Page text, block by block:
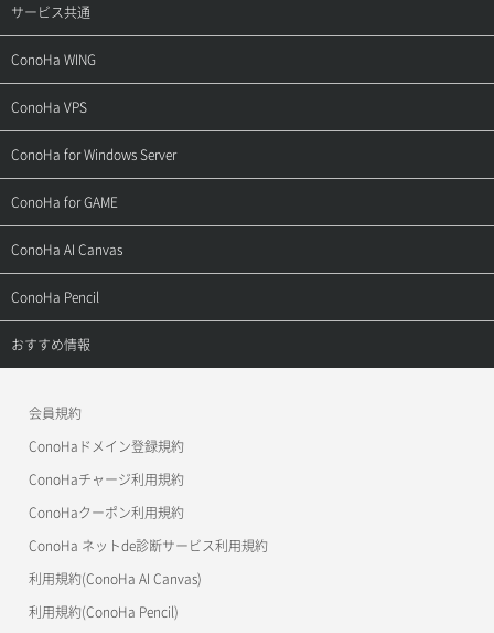
サービス共通
サポートトップ
ご契約・お支払い
用語集
お問い合わせ
ConoHa WING
サポートトップ
ご利用ガイド
お乗り換えガイド
よくある質問
ConoHa VPS
サポートトップ
ご利用ガイド
APIドキュメントVPS2.0
APIドキュメントVPS3.0
ConoHa for Windows Server
サポートトップ
ご利用ガイド
APIドキュメントVPS2.0
APIドキュメントVPS3.0
ConoHa for GAME
サポートトップ
ご利用ガイド
ConoHa AI Canvas
サポートトップ
ご利用ガイド
ConoHa Pencil
サポートトップ
おすすめ情報
美雲このは徹底ガイド
会員規約
ConoHaドメイン登録規約
ConoHaチャージ利用規約
ConoHaクーポン利用規約
ConoHa ネットde診断サービス利用規約
利用規約(ConoHa AI Canvas)
利用規約(ConoHa Pencil)